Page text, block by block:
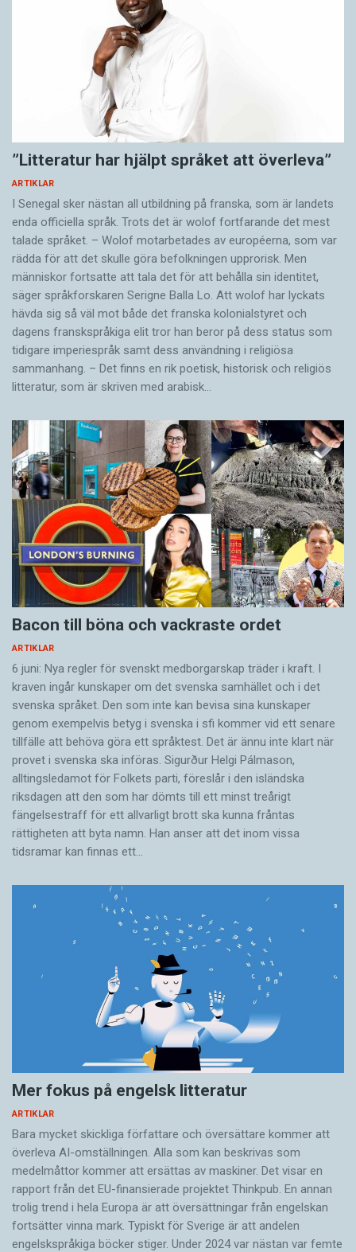
”Litteratur har hjälpt språket att överleva”
ARTIKLAR
I Senegal sker nästan all utbildning på franska, som är landets
enda officiella språk. Trots det är wolof fortfarande det mest
talade språket. – Wolof motarbetades av européerna, som var
rädda för att det skulle göra befolkningen upprorisk. Men
människor fortsatte att tala det för att behålla sin identitet,
säger språkforskaren Serigne Balla Lo. Att wolof har lyckats
hävda sig så väl mot både det franska kolonialstyret och
dagens franskspråkiga elit tror han beror på dess status som
tidigare imperiespråk samt dess användning i religiösa
sammanhang. – Det finns en rik poetisk, historisk och reli­giös
litteratur, som är skriven med arabisk…
Bacon till böna och vackraste ordet
ARTIKLAR
6 juni: Nya regler för svenskt medborgarskap träder i kraft. I
kraven ingår kunskaper om det svenska samhället och i det
svenska språket. Den som inte kan bevisa sina kunskaper
genom exempelvis betyg i svenska i sfi kommer vid ett senare
tillfälle att behöva göra ett språktest. Det är ännu inte klart när
provet i svenska ska införas. Sigurður Helgi Pálmason,
alltingsledamot för Folkets parti, föreslår i den isländska
riksdagen att den som har dömts till ett minst treårigt
fängelsestraff för ett allvarligt brott ska kunna fråntas
rättigheten att byta namn. Han anser att det inom vissa
tidsramar kan finnas ett…
Mer fokus på engelsk litteratur
ARTIKLAR
Bara mycket skickliga författare och översättare ­kommer att
överleva AI-omställningen. Alla som kan beskrivas som
medelmåttor kommer att ersättas av maskiner. Det visar en
rapport från det EU-finansierade projektet Thinkpub. En annan
trolig trend i hela Europa är att översättningar från engelskan
fortsätter vinna mark. Typiskt för Sverige är att andelen
engelskspråkiga böcker stiger. Under 2024 var nästan var femte